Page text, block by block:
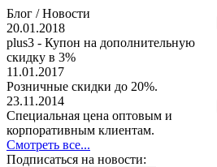
Блог / Новости
20.01.2018
plus3 - Купон на дополнительную
скидку в 3%
11.01.2017
Розничные скидки до 20%.
23.11.2014
Специальная цена оптовым и
корпоративным клиентам.
Смотреть все...
Подписаться на новости: